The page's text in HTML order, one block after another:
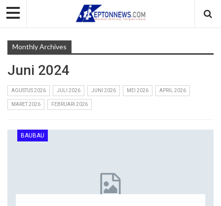
Monthly Archives
Juni 2024
AGUSTUS 2026 JULI 2026 JUNI 2026 MEI 2026 APRIL 2026
MARET 2026 FEBRUARI 2026
BAUBAU